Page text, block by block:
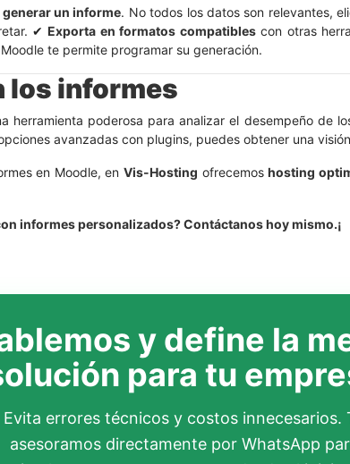
un informe. No todos los datos son relevantes,
✔Exporta en formatos compatiblescon otras
te permite programar su generación.
los informes
herramienta poderosa para analizar el desempeño de
avanzadas con plugins, puedes obtener una
en Moodle, enVis-Hosting ofrecemoshosting
informes personalizados? Contáctanos hoy mismo.¡
y define la
para tu
Evita errores técnicos y costos innecesarios.
asesoramos directamente por WhatsApp